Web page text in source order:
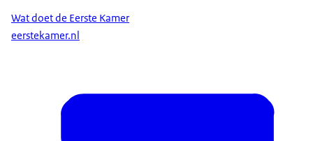
Wat doet de Eerste Kamer
eerstekamer.nl